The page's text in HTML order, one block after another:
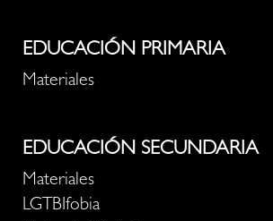
EDUCACIÓN PRIMARIA
Materiales
EDUCACIÓN SECUNDARIA
Materiales
LGTBIfobia